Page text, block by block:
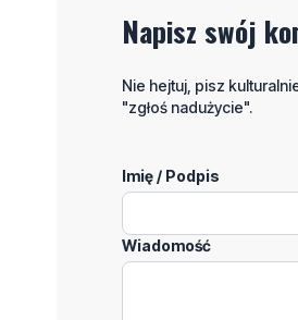
Napisz swój
Nie hejtuj, pisz
"zgłoś nadużycie".
Imię / Podpis
Wiadomość